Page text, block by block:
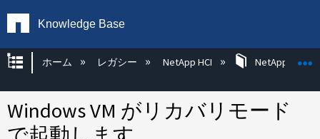
Knowledge Base
グローバル階層を展開/折りたたむ
ホーム レガシー NetApp HCI NetApp HCI
Windows VM がリカバリモード